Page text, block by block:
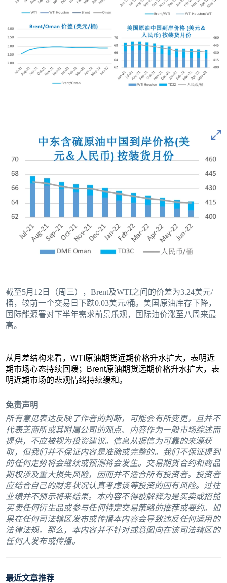
截至5月12日（周三），Brent及WTI之间的价差为3.24美元/
桶，较前一个交易日下跌0.03美元/桶。美国原油库存下降，
国际能源署对下半年需求前景乐观，国际油价涨至八周来最
高。
从月差结构来看，WTI原油期货远期价格升水扩大，表明近
期市场心态持续回暖；Brent原油期货远期价格升水扩大，表
明近期市场的悲观情绪持续缓和。
免责声明
所有意见表达反映了作者的判断，可能会有所变更，且并不
代表芝商所或其附属公司的观点。内容作为一般市场综述而
提供，不应被视为投资建议。信息从据信为可靠的来源获
取，但我们并不保证内容是准确或完整的。我们不保证提到
的任何走势将会继续或预测将会发生。交易期货合约和商品
期权涉及重大损失风险，因而并不适合所有投资者。投资者
应结合自己的财务状况认真考虑该等投资的固有风险。过往
业绩并不预示将来结果。本内容不得被解释为是买卖或招揽
买卖任何衍生品或参与任何特定交易策略的推荐或要约。如
果在任何司法辖区发布或传播本内容会导致违反任何适用的
法律法规，那么，本内容并不针对或意图向在该司法辖区的
任何人发布或传播。
最近文章推荐